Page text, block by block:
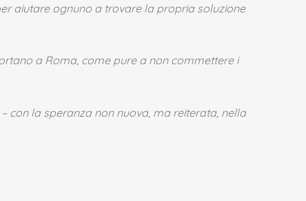
aiutare ognuno a trovare la propria soluzione
a Roma, come pure a non commettere i
– con la speranza non nuova, ma reiterata, nella